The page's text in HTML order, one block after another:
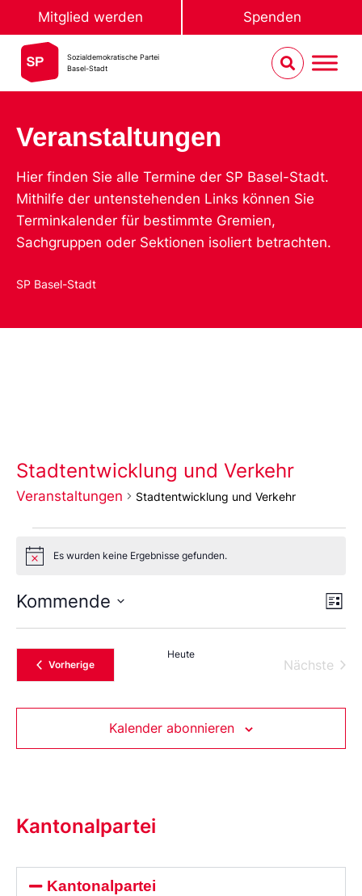
Mitglied werden Spenden
Sozialdemokratische Partei
Basel-Stadt
Veranstaltungen
Hier finden Sie alle Termine der SP Basel-Stadt.
Mithilfe der untenstehenden Links können Sie
Terminkalender für bestimmte Gremien,
Sachgruppen oder Sektionen isoliert betrachten.
SP Basel-Stadt
Stadtentwicklung und Verkehr
Veranstaltungen Stadtentwicklung und Verkehr
NoticeEs wurden keine Ergebnisse gefunden.
Liste
Kommende
Sie
das
Datum
aus.
VorherigeVeranstaltungen
Heute
Nächste
Kalender abonnieren
Kantonalpartei
Kantonalpartei